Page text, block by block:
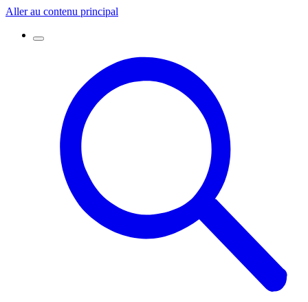
Aller au contenu principal